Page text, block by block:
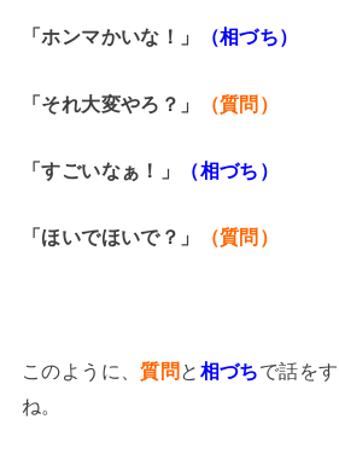
「ホンマかいな！」 （相づち）
「それ大変やろ？」 （質問）
「すごいなぁ！」 （相づち）
「ほいでほいで？」 （質問）
このように、質問 と 相づちで話を
ね。